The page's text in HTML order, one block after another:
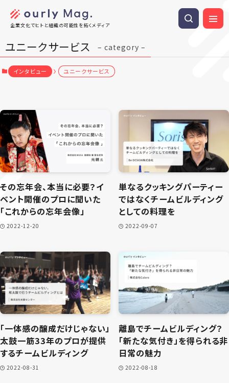
企業文化でヒトと組織の可能性を拓くメディア
ユニークサービス – category –
インタビュー ユニークサービス
その忘年会、本当に必要？イ
ベント開催のプロに聞いた
「これからの忘年会像」
2022-12-20
単なるクッキングパーティー
ではなくチームビルディング
としての料理を
2022-09-07
「一体感の醸成だけじゃない」
太鼓一筋33年のプロが提供
するチームビルディング
2022-08-31
離島でチームビルディング？
「新たな気付き」を得られる非
日常の魅力
2022-08-18